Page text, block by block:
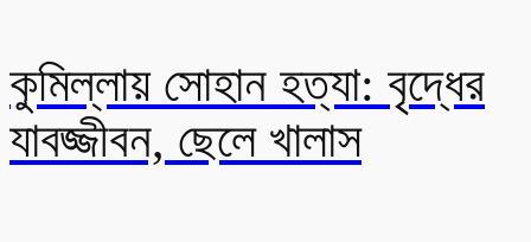
কুমিল্লায় সোহান হত্যা: বৃদ্ধের
যাবজ্জীবন, ছেলে খালাস